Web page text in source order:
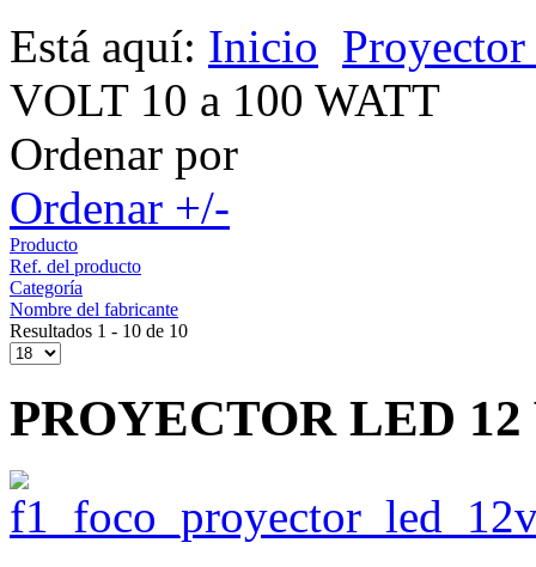
Está aquí: Inicio
VOLT 10 a 100 WATT
Ordenar por
Ordenar +/-
Producto
Ref. del producto
Categoría
Nombre del fabricante
Resultados 1 - 10 de 10
PROYECTOR LED